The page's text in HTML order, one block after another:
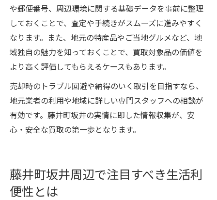
や郵便番号、周辺環境に関する基礎データを事前に整理
しておくことで、査定や手続きがスムーズに進みやすく
なります。また、地元の特産品やご当地グルメなど、地
域独自の魅力を知っておくことで、買取対象品の価値を
より高く評価してもらえるケースもあります。
売却時のトラブル回避や納得のいく取引を目指すなら、
地元業者の利用や地域に詳しい専門スタッフへの相談が
有効です。藤井町坂井の実情に即した情報収集が、安
心・安全な買取の第一歩となります。
藤井町坂井周辺で注目すべき生活利
便性とは